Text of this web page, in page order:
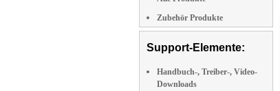
Zubehör Produkte
Support-Elemente:
Handbuch-, Treiber-, Video-
Downloads